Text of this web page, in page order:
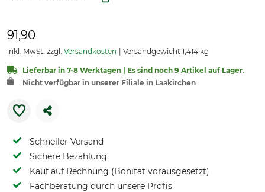
91,90
inkl. MwSt. zzgl. Versandkosten Versandgewicht 1,414 kg
Lieferbar in 7-8 Werktagen | Es sind noch 9 Artikel auf Lager.
Nicht verfügbar in unserer Filiale in Laakirchen
Schneller Versand
Sichere Bezahlung
Kauf auf Rechnung (Bonität vorausgesetzt)
Fachberatung durch unsere Profis